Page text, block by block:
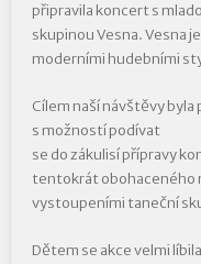
připravila koncert s
skupinou Vesna. Vesna
moderními hudebními
Cílem naší návštěvy byla
s možností podívat
se do zákulisí přípravy
tentokrát obohaceného
vystoupeními taneční
Dětem se akce velmi